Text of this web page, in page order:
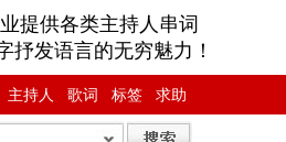
提供各类主持人串词
抒发语言的无穷魅力！
主持人 歌词 标签 求助